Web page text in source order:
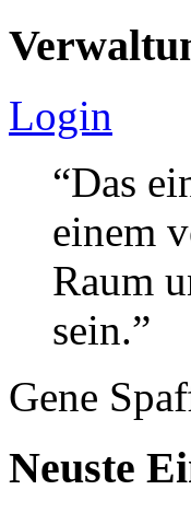
Login
“Das
einem
Raum
sein.”
Gene
Neuste